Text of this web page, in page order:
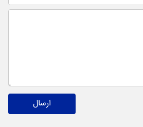
ارسال